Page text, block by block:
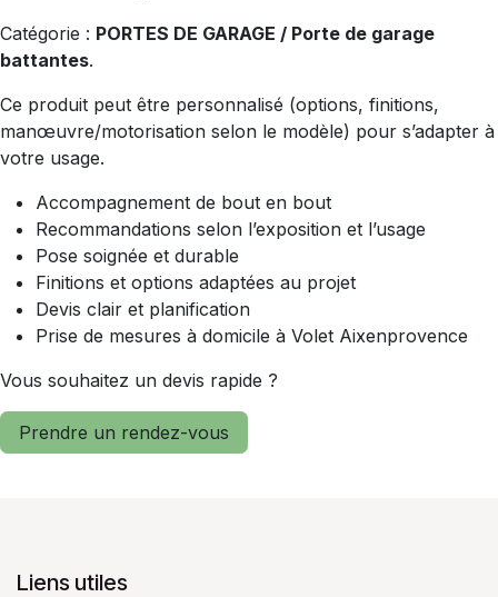
Catégorie : PORTES DE GARAGE / Porte de garage
battantes.
Ce produit peut être personnalisé (options, finitions,
manœuvre/motorisation selon le modèle) pour s’adapter à
votre usage.
Accompagnement de bout en bout
Recommandations selon l’exposition et l’usage
Pose soignée et durable
Finitions et options adaptées au projet
Devis clair et planification
Prise de mesures à domicile à Volet Aixenprovence
Vous souhaitez un devis rapide ?
Prendre un rendez-vous
Liens utiles